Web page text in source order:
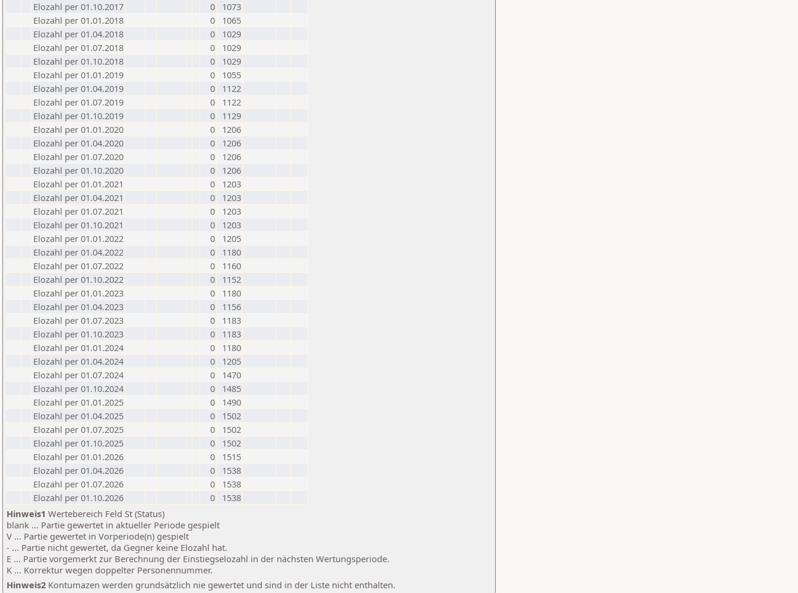
Elozahl per 01.10.2017
0
1073
Elozahl per 01.01.2018
0
1065
Elozahl per 01.04.2018
0
1029
Elozahl per 01.07.2018
0
1029
Elozahl per 01.10.2018
0
1029
Elozahl per 01.01.2019
0
1055
Elozahl per 01.04.2019
0
1122
Elozahl per 01.07.2019
0
1122
Elozahl per 01.10.2019
0
1129
Elozahl per 01.01.2020
0
1206
Elozahl per 01.04.2020
0
1206
Elozahl per 01.07.2020
0
1206
Elozahl per 01.10.2020
0
1206
Elozahl per 01.01.2021
0
1203
Elozahl per 01.04.2021
0
1203
Elozahl per 01.07.2021
0
1203
Elozahl per 01.10.2021
0
1203
Elozahl per 01.01.2022
0
1205
Elozahl per 01.04.2022
0
1180
Elozahl per 01.07.2022
0
1160
Elozahl per 01.10.2022
0
1152
Elozahl per 01.01.2023
0
1180
Elozahl per 01.04.2023
0
1156
Elozahl per 01.07.2023
0
1183
Elozahl per 01.10.2023
0
1183
Elozahl per 01.01.2024
0
1180
Elozahl per 01.04.2024
0
1205
Elozahl per 01.07.2024
0
1470
Elozahl per 01.10.2024
0
1485
Elozahl per 01.01.2025
0
1490
Elozahl per 01.04.2025
0
1502
Elozahl per 01.07.2025
0
1502
Elozahl per 01.10.2025
0
1502
Elozahl per 01.01.2026
0
1515
Elozahl per 01.04.2026
0
1538
Elozahl per 01.07.2026
0
1538
Elozahl per 01.10.2026
0
1538
Hinweis1 Wertebereich Feld St (Status)
blank ... Partie gewertet in aktueller Periode gespielt
V ... Partie gewertet in Vorperiode(n) gespielt
- ... Partie nicht gewertet, da Gegner keine Elozahl hat.
E ... Partie vorgemerkt zur Berechnung der Einstiegselozahl in der nächsten Wertungsperiode.
K ... Korrektur wegen doppelter Personennummer.
Hinweis2 Kontumazen werden grundsätzlich nie gewertet und sind in der Liste nicht enthalten.